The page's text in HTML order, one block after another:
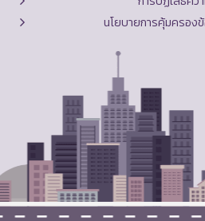
นโยบายการคุ้มครอง